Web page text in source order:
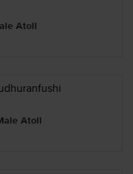
Atoll
Atoll